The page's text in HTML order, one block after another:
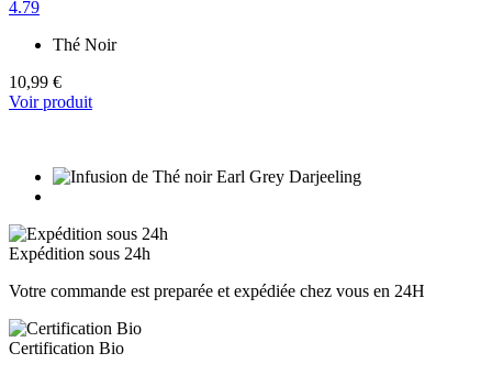
4.79
Thé Noir
10,99 €
Voir produit
Expédition sous 24h
Votre commande est preparée et expédiée chez vous en 24H
Certification Bio